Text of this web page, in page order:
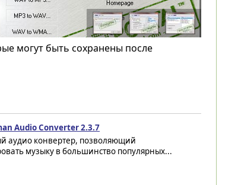
могут быть сохранены после
Audio Converter 2.3.7
аудио конвертер, позволяющий
музыку в большинство популярных...